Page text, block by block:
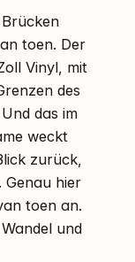
toen. Der
Vinyl, mit
des
das im
weckt
zurück,
hier
toen an.
und